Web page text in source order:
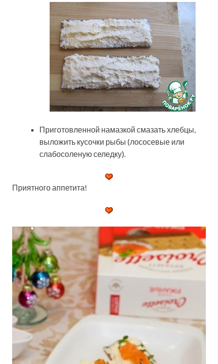
Приготовленной намазкой смазать хлебцы,
выложить кусочки рыбы (лососевые или
слабосоленую селедку).
Приятного аппетита!